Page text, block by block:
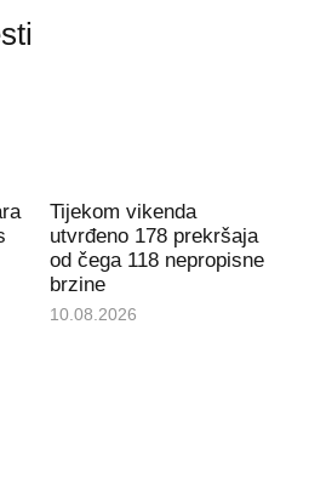
Tijekom vikenda
utvrđeno 178 prekršaja
od čega 118 nepropisne
brzine
10.08.2026